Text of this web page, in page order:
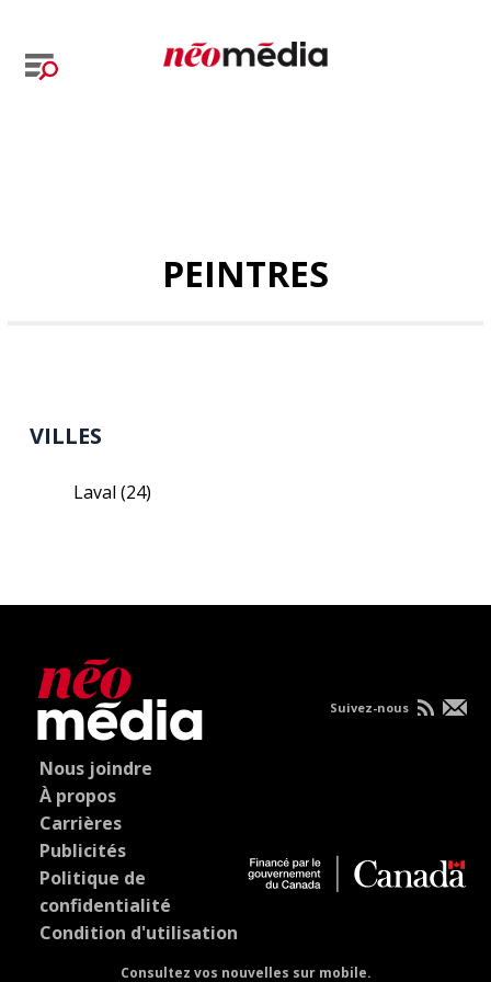
PEINTRES
VILLES
Laval(24)
Nous joindre
À propos
Carrières
Publicités
Politique de
confidentialité
Condition d'utilisation
Consultez vos nouvelles sur mobile.
Suivez-nous